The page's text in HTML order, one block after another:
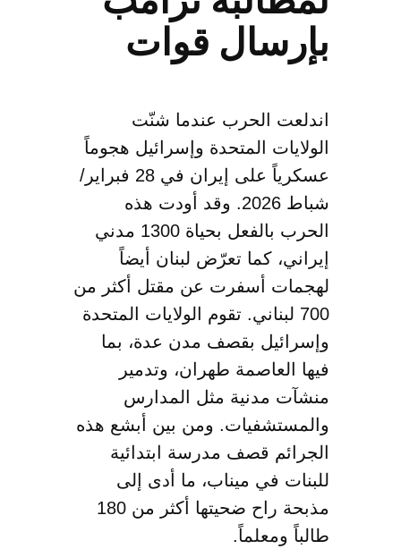
بإرسال قوات
اندلعت الحرب عندما شنّت
الولايات المتحدة وإسرائيل هجوماً
عسكرياً على إيران في 28 فبراير/
شباط 2026. وقد أودت هذه
الحرب بالفعل بحياة 1300 مدني
إيراني، كما تعرّض لبنان أيضاً
لهجمات أسفرت عن مقتل أكثر من
700 لبناني. تقوم الولايات المتحدة
وإسرائيل بقصف مدن عدة، بما
فيها العاصمة طهران، وتدمير
منشآت مدنية مثل المدارس
والمستشفيات. ومن بين أبشع هذه
الجرائم قصف مدرسة ابتدائية
للبنات في ميناب، ما أدى إلى
مذبحة راح ضحيتها أكثر من 180
طالباً ومعلماً.